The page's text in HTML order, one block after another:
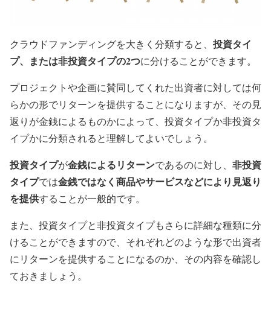
クラウドファンディングを大きく分類すると、 投資タイ
プ、または非投資タイプの2つに分けることができます。
プロジェクトや企画に賛同してくれた出資者に対しては何
らかの形でリターンを提供することになりますが、その見
返りが金銭によるものかによって、投資タイプか非投資タ
イプかに分類されると理解してよいでしょう。
投資タイプが金銭によるリターンであるのに対し、 非投資
タイプでは金銭ではなく商品やサービスなどにより見返り
を提供することが一般的です。
また、投資タイプと非投資タイプもさらに詳細な種類に分
けることができますので、それぞれどのような形で出資者
にリターンを提供することになるのか、その内容を確認し
ておきましょう。